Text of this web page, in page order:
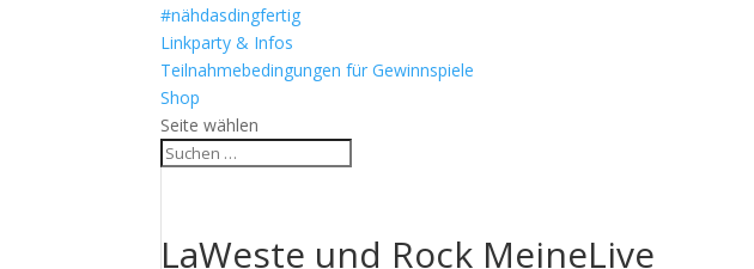
#nähdasdingfertig
Linkparty & Infos
Teilnahmebedingungen für Gewinnspiele
Shop
Seite wählen
LaWeste und Rock MeineLive